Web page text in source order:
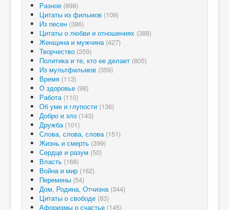
Разное (898)
Цитаты из фильмов (109)
Из песен (386)
Цитаты о любви и отношениях (388)
Женщина и мужчина (427)
Творчество (359)
Политика и те, кто ее делает (805)
Из мультфильмов (359)
Время (113)
О здоровье (98)
Работа (110)
Об уме и глупости (136)
Добро и зло (143)
Дружба (101)
Слова, слова, слова (151)
Жизнь и смерть (399)
Сердце и разум (50)
Власть (168)
Война и мир (162)
Перемены (54)
Дом, Родина, Отчизна (344)
Цитаты о свободе (83)
Афоризмы о счастье (145)